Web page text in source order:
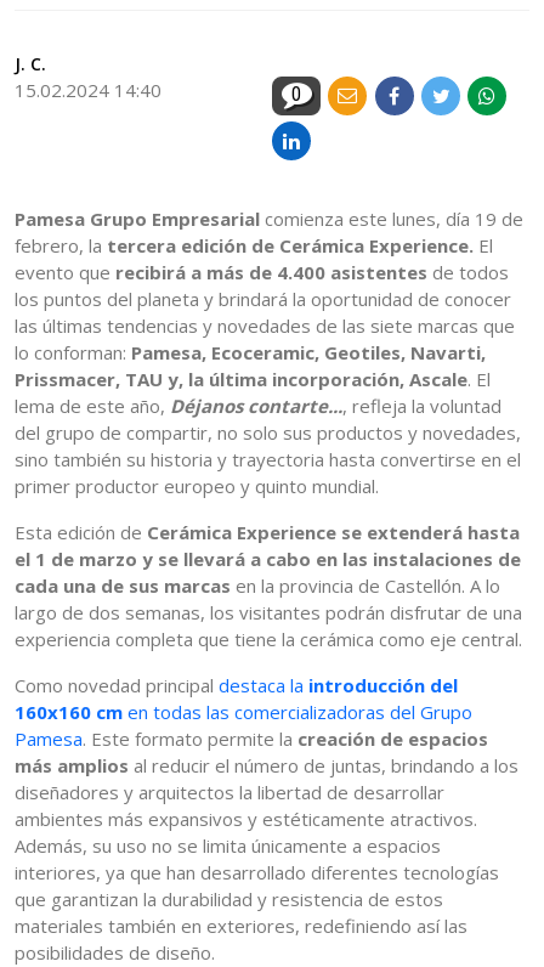
J. C.
15.02.2024 14:40 0
Pamesa Grupo Empresarial comienza este lunes, día 19 de
febrero, la tercera edición de Cerámica Experience. El
evento que recibirá a más de 4.400 asistentes de todos
los puntos del planeta y brindará la oportunidad de conocer
las últimas tendencias y novedades de las siete marcas que
lo conforman: Pamesa, Ecoceramic, Geotiles, Navarti,
Prissmacer, TAU y, la última incorporación, Ascale. El
lema de este año, Déjanos contarte..., refleja la voluntad
del grupo de compartir, no solo sus productos y novedades,
sino también su historia y trayectoria hasta convertirse en el
primer productor europeo y quinto mundial.
Esta edición de Cerámica Experience se extenderá hasta
el 1 de marzo y se llevará a cabo en las instalaciones de
cada una de sus marcas en la provincia de Castellón. A lo
largo de dos semanas, los visitantes podrán disfrutar de una
experiencia completa que tiene la cerámica como eje central.
Como novedad principal destaca la introducción del
160x160 cm en todas las comercializadoras del Grupo
Pamesa. Este formato permite la creación de espacios
más amplios al reducir el número de juntas, brindando a los
diseñadores y arquitectos la libertad de desarrollar
ambientes más expansivos y estéticamente atractivos.
Además, su uso no se limita únicamente a espacios
interiores, ya que han desarrollado diferentes tecnologías
que garantizan la durabilidad y resistencia de estos
materiales también en exteriores, redefiniendo así las
posibilidades de diseño.